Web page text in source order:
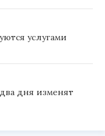
услугами
дня изменят